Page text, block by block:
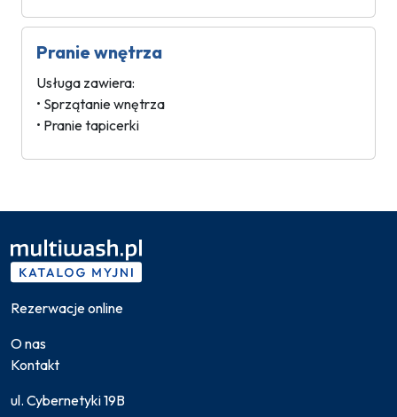
Pranie wnętrza
Usługa zawiera:
• Sprzątanie wnętrza
• Pranie tapicerki
Rezerwacje online
O nas
Kontakt
ul. Cybernetyki 19B